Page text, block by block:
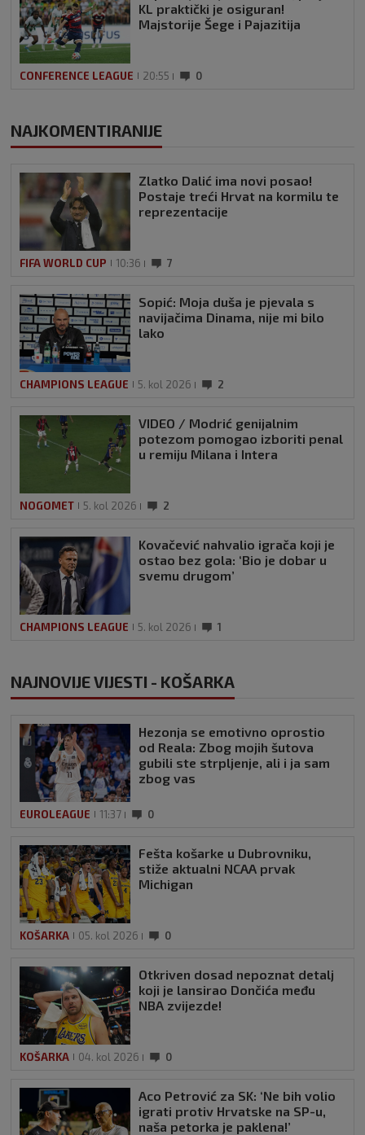
KL praktički je osiguran!
Majstorije Šege i Pajazitija
CONFERENCE LEAGUE 20:55 0
NAJKOMENTIRANIJE
Zlatko Dalić ima novi posao!
Postaje treći Hrvat na kormilu te
reprezentacije
FIFA WORLD CUP 10:36 7
Sopić: Moja duša je pjevala s
navijačima Dinama, nije mi bilo
lako
CHAMPIONS LEAGUE 5. kol 2026 2
VIDEO / Modrić genijalnim
potezom pomogao izboriti penal
u remiju Milana i Intera
NOGOMET 5. kol 2026 2
Kovačević nahvalio igrača koji je
ostao bez gola: ‘Bio je dobar u
svemu drugom’
CHAMPIONS LEAGUE 5. kol 2026 1
NAJNOVIJE VIJESTI - KOŠARKA
Hezonja se emotivno oprostio
od Reala: Zbog mojih šutova
gubili ste strpljenje, ali i ja sam
zbog vas
EUROLEAGUE 11:37 0
Fešta košarke u Dubrovniku,
stiže aktualni NCAA prvak
Michigan
KOŠARKA 05. kol 2026 0
Otkriven dosad nepoznat detalj
koji je lansirao Dončića među
NBA zvijezde!
KOŠARKA 04. kol 2026 0
Aco Petrović za SK: ‘Ne bih volio
igrati protiv Hrvatske na SP-u,
naša petorka je paklena!’